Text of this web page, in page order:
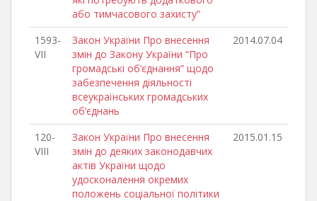
або тимчасового захисту”
1593-
VII
Закон України Про внесення
змін до Закону України “Про
громадські об’єднання” щодо
забезпечення діяльності
всеукраїнських громадських
об’єднань
2014.07.04
120-
VIII
Закон України Про внесення
змін до деяких законодавчих
актів України щодо
удосконалення окремих
положень соціальної політики
2015.01.15